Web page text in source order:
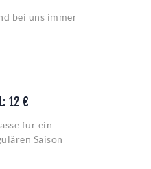
bei uns immer
12 €
für ein
Saison